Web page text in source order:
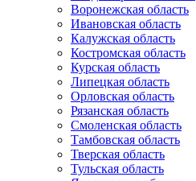
Воронежская область
Ивановская область
Калужская область
Костромская область
Курская область
Липецкая область
Орловская область
Рязанская область
Смоленская область
Тамбовская область
Тверская область
Тульская область